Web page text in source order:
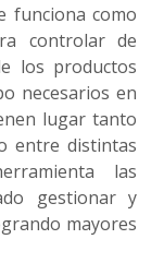
funciona como
controlar de
los productos
necesarios en
lugar tanto
entre distintas
las
gestionar y
mayores